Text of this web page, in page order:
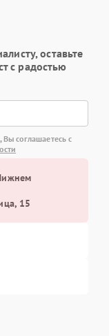
оставьте
с радостью
Вы соглашаетесь с
15